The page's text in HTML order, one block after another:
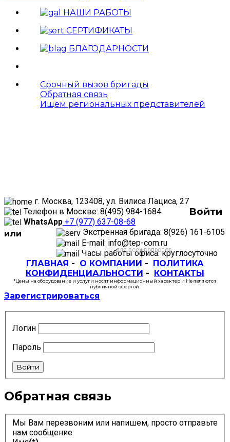
НАШИ РАБОТЫ
СЕРТИФИКАТЫ
БЛАГОДАРНОСТИ
Срочный вызов бригады
Обратная связь
Ищем региональных представителей
г. Москва, 123408, ул. Вилиса Лациса, 27
Телефон в Москве: 8(495) 984-1684
WhatsApp +7 (977) 637-08-68
Экстренная бригада: 8(926) 161-6105
E-mail: info@tep-com.ru
для всех вопросов
Часы работы офиса: круглосуточно
ГЛАВНАЯ - О КОМПАНИИ -
ПОЛИТИКА
КОНФИДЕНЦИАЛЬНОСТИ - КОНТАКТЫ
*Цены на оборудование и услуги носят информационный характер и Не являются
публичной офертой.
Войти
или
Зарегистрироваться
Логин
Пароль
Войти
Обратная связь
Мы Вам перезвоним или напишем, просто отправьте
нам сообщение.